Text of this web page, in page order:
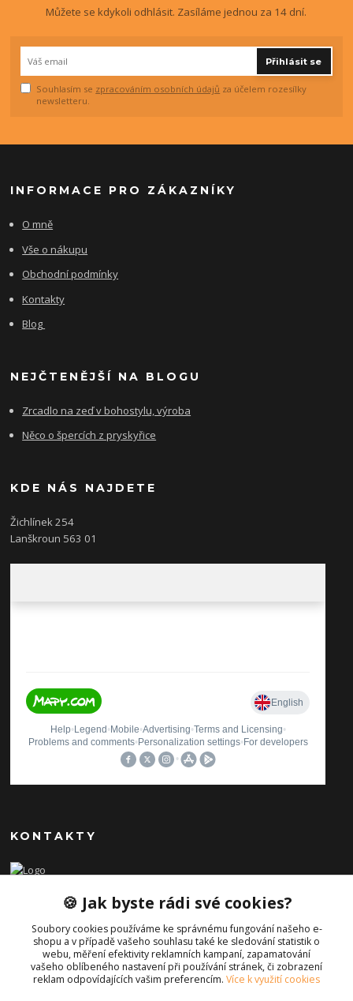
Můžete se kdykoli odhlásit. Zasíláme jednou za 14 dní.
Přihlásit se
Souhlasím se zpracováním osobních údajů za účelem rozesílky
newsletteru.
INFORMACE PRO ZÁKAZNÍKY
O mně
Vše o nákupu
Obchodní podmínky
Kontakty
Blog
NEJČTENĚJŠÍ NA BLOGU
Zrcadlo na zeď v bohostylu, výroba
Něco o špercích z pryskyřice
KDE NÁS NAJDETE
Žichlínek 254
Lanškroun 563 01
KONTAKTY
+420 606654169
(Po-Pá, 8-16 hod.)
info@iporiginal.cz
🍪 Jak byste rádi své cookies?
Soubory cookies používáme ke správnému fungování našeho e-
shopu a v případě vašeho souhlasu také ke sledování statistik o
webu, měření efektivity reklamních kampaní, zapamatování
vašeho oblíbeného nastavení při používání stránek, či zobrazení
reklam odpovídajících vašim preferencím. Více k využití cookies